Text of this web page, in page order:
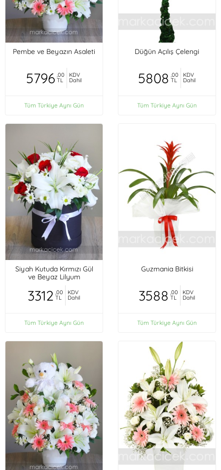
Pembe ve Beyazın Asaleti
5796 ,00
TL
KDV
Dahil
Tüm Türkiye Aynı Gün
Düğün Açılış Çelengi
5808 ,00
TL
KDV
Dahil
Tüm Türkiye Aynı Gün
Siyah Kutuda Kırmızı Gül
ve Beyaz Lilyum
3312 ,00
TL
KDV
Dahil
Tüm Türkiye Aynı Gün
Guzmania Bitkisi
3588 ,00
TL
KDV
Dahil
Tüm Türkiye Aynı Gün